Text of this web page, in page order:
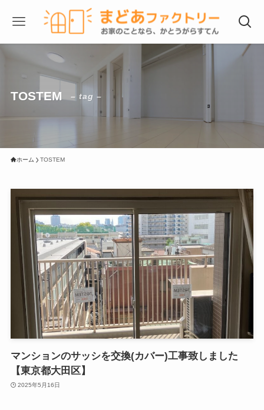
TOSTEM – tag –
ホーム TOSTEM
マンションのサッシを交換(カバー)工事致しました
【東京都大田区】
2025年5月16日